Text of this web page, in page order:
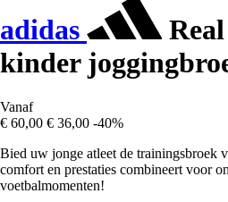
adidas
kinder
Vanaf
€ 60,00 € 36,00 -40%
Bied uw jonge atleet de trainingsbroek
comfort en prestaties combineert voor
voetbalmomenten!